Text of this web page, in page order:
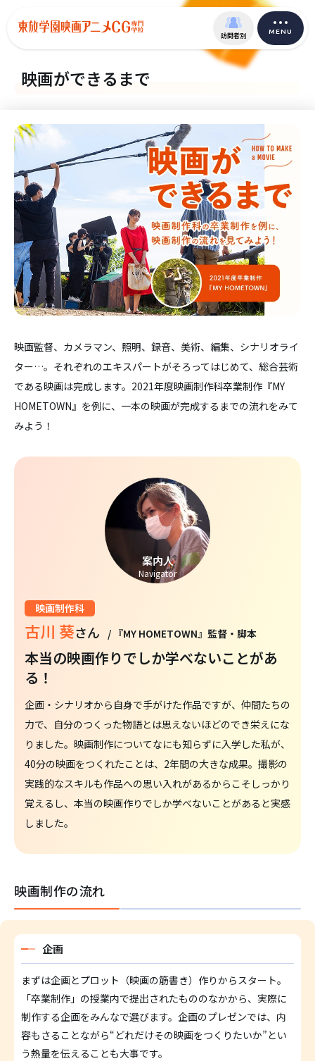
訪問者別 MENU
映画ができるまで
映画監督、カメラマン、照明、録音、美術、編集、シナリオライ
ター…。それぞれのエキスパートがそろってはじめて、総合芸術
である映画は完成します。2021年度映画制作科卒業制作『MY
HOMETOWN』を例に、一本の映画が完成するまでの流れをみて
みよう！
案内人
Navigator
映画制作科
古川 葵さん / 『MY HOMETOWN』監督・脚本
本当の映画作りでしか学べないことがあ
る！
企画・シナリオから自身で手がけた作品ですが、仲間たちの
力で、自分のつくった物語とは思えないほどのでき栄えにな
りました。映画制作についてなにも知らずに入学した私が、
40分の映画をつくれたことは、2年間の大きな成果。撮影の
実践的なスキルも作品への思い入れがあるからこそしっかり
覚えるし、本当の映画作りでしか学べないことがあると実感
しました。
映画制作の流れ
企画
まずは企画とプロット（映画の筋書き）作りからスタート。
「卒業制作」の授業内で提出されたもののなかから、実際に
制作する企画をみんなで選びます。企画のプレゼンでは、内
容もさることながら“どれだけその映画をつくりたいか”とい
う熱量を伝えることも大事です。